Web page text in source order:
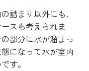
詰まり以外にも、
スも考えられま
部分に水が溜まっ
になって水が室内
す。